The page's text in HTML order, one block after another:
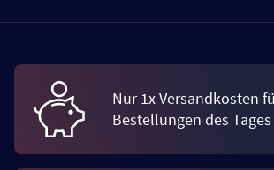
Nur 1x Versandkosten
Bestellungen des Tages